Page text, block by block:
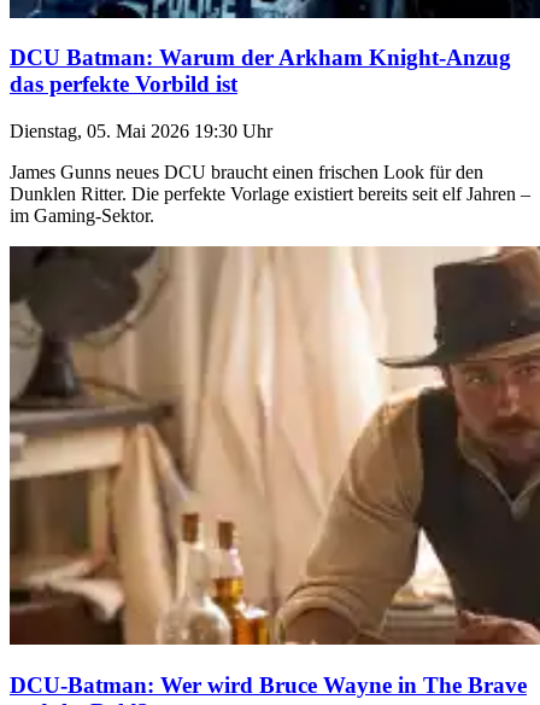
DCU Batman: Warum der Arkham Knight-Anzug
das perfekte Vorbild ist
Dienstag, 05. Mai 2026 19:30 Uhr
James Gunns neues DCU braucht einen frischen Look für den
Dunklen Ritter. Die perfekte Vorlage existiert bereits seit elf Jahren –
im Gaming-Sektor.
DCU-Batman: Wer wird Bruce Wayne in The Brave